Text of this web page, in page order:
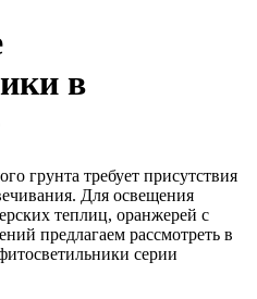
в
грунта требует присутствия
Для освещения
теплиц, оранжерей с
предлагаем рассмотреть в
серии